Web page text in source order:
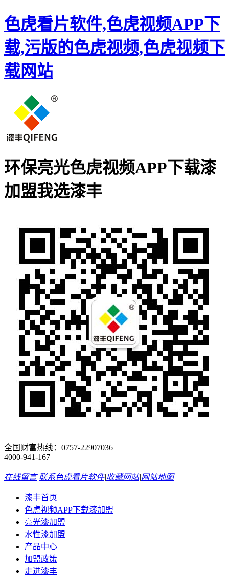
色虎看片软件,色虎视频APP下
载,污版的色虎视频,色虎视频下
载网站
环保亮光色虎视频APP下载漆
加盟我选漆丰
全国财富热线： 0757-22907036
4000-941-167
在线留言|联系色虎看片软件|收藏网站|网站地图
漆丰首页
色虎视频APP下载漆加盟
亮光漆加盟
水性漆加盟
产品中心
加盟政策
走进漆丰